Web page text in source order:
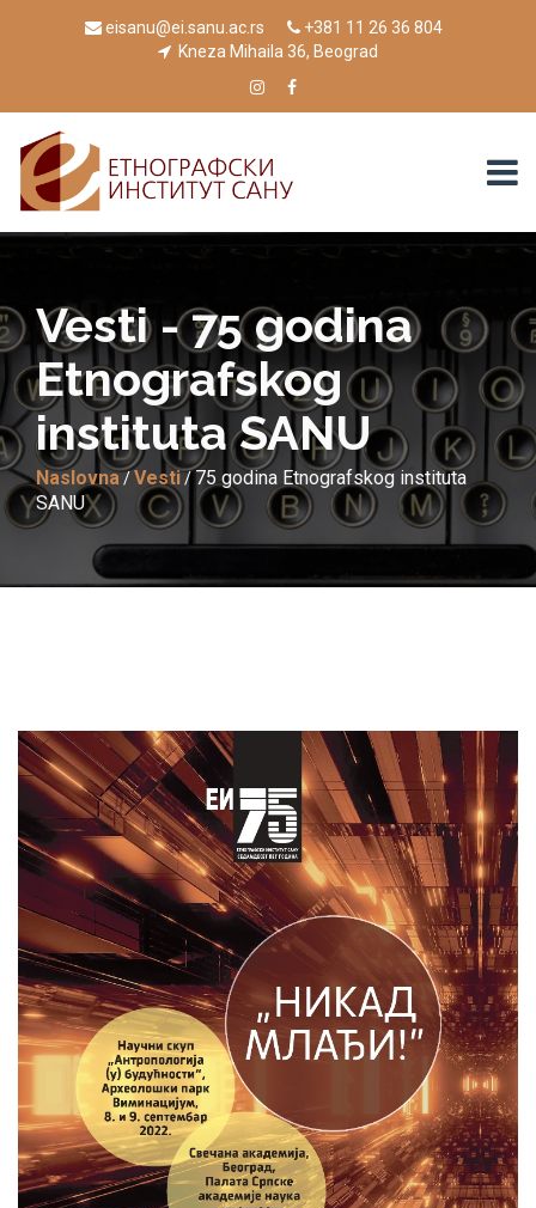
eisanu@ei.sanu.ac.rs
+381 11 26 36 804
Kneza Mihaila 36, Beograd
Vesti - 75 godina
Etnografskog
instituta SANU
Naslovna/Vesti/ 75 godina Etnografskog instituta
SANU